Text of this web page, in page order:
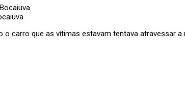
o carro que as vítimas estavam tentava atravessar a